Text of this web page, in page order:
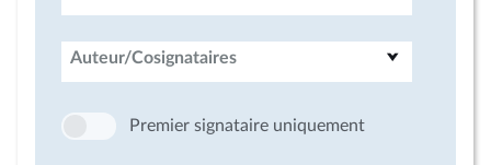
Auteur/Cosignataires
Premier signataire uniquement